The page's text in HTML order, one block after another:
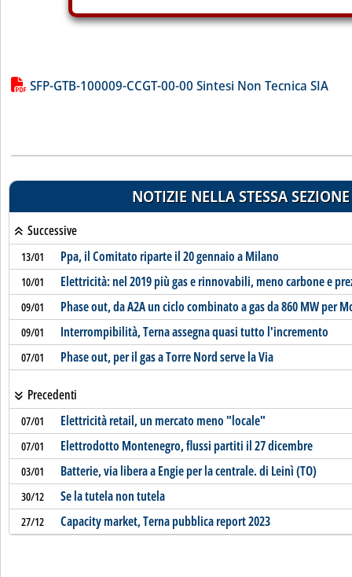
Lista allegati PDF alla notizia
SFP-GTB-100009-CCGT-00-00 Sintesi Non Tecnica SIA
NOTIZIE NELLA STESSA SEZIONE
Successive
13/01 Ppa, il Comitato riparte il 20 gennaio a Milano
10/01 Elettricità: nel 2019 più gas e rinnovabili, meno carbone e
09/01 Phase out, da A2A un ciclo combinato a gas da 860 MW per
09/01 Interrompibilità, Terna assegna quasi tutto l'incremento
07/01 Phase out, per il gas a Torre Nord serve la Via
Precedenti
07/01 Elettricità retail, un mercato meno "locale"
07/01 Elettrodotto Montenegro, flussi partiti il 27 dicembre
03/01 Batterie, via libera a Engie per la centrale. di Leinì (TO)
30/12 Se la tutela non tutela
27/12 Capacity market, Terna pubblica report 2023